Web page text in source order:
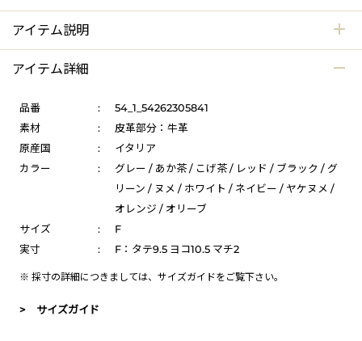
アイテム説明
アイテム詳細
品番 :
54_1_54262305841
素材
:
皮革部分：牛革
原産国
:
イタリア
カラー
:
グレー / あか茶 / こげ茶 / レッド / ブラック / グ
リーン / ヌメ / ホワイト / ネイビー / ヤケヌメ /
オレンジ / オリーブ
サイズ
:
F
実寸
: F：タテ9.5 ヨコ10.5 マチ2
※ 採寸の詳細につきましては、 サイズガイドをご覧下さい。
> サイズガイド